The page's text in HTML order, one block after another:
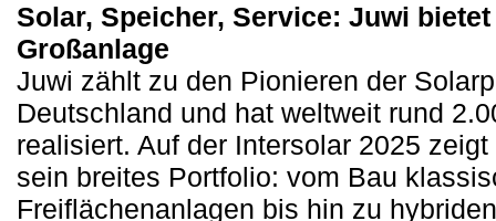
Solar, Speicher, Service: Juwi
Großanlage
Juwi zählt zu den Pionieren der
Deutschland und hat weltweit rund
realisiert. Auf der Intersolar 2025
sein breites Portfolio: vom Bau
Freiflächenanlagen bis hin zu